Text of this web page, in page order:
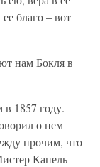
благо – вот
нам Бокля в
1857 году.
о нем
прочим, что
Капель